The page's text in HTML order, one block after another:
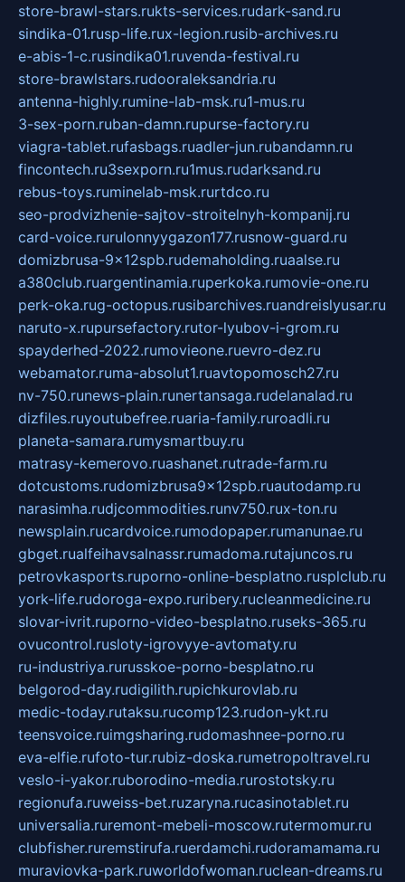
store-brawl-stars.rukts-services.rudark-sand.ru
sindika-01.rusp-life.rux-legion.rusib-archives.ru
e-abis-1-c.rusindika01.ruvenda-festival.ru
store-brawlstars.rudooraleksandria.ru
antenna-highly.rumine-lab-msk.ru1-mus.ru
3-sex-porn.ruban-damn.rupurse-factory.ru
viagra-tablet.rufasbags.ruadler-jun.rubandamn.ru
fincontech.ru3sexporn.ru1mus.rudarksand.ru
rebus-toys.ruminelab-msk.rurtdco.ru
seo-prodvizhenie-sajtov-stroitelnyh-kompanij.ru
card-voice.rurulonnyygazon177.rusnow-guard.ru
domizbrusa-9x12spb.rudemaholding.ruaalse.ru
a380club.ruargentinamia.ruperkoka.rumovie-one.ru
perk-oka.rug-octopus.rusibarchives.ruandreislyusar.ru
naruto-x.rupursefactory.rutor-lyubov-i-grom.ru
spayderhed-2022.rumovieone.ruevro-dez.ru
webamator.ruma-absolut1.ruavtopomosch27.ru
nv-750.runews-plain.runertansaga.rudelanalad.ru
dizfiles.ruyoutubefree.ruaria-family.ruroadli.ru
planeta-samara.rumysmartbuy.ru
matrasy-kemerovo.ruashanet.rutrade-farm.ru
dotcustoms.rudomizbrusa9x12spb.ruautodamp.ru
narasimha.rudjcommodities.runv750.rux-ton.ru
newsplain.rucardvoice.rumodopaper.rumanunae.ru
gbget.rualfeihavsalnassr.rumadoma.rutajuncos.ru
petrovkasports.ruporno-online-besplatno.rusplclub.ru
york-life.rudoroga-expo.ruribery.rucleanmedicine.ru
slovar-ivrit.ruporno-video-besplatno.ruseks-365.ru
ovucontrol.rusloty-igrovyye-avtomaty.ru
ru-industriya.rurusskoe-porno-besplatno.ru
belgorod-day.rudigilith.rupichkurovlab.ru
medic-today.rutaksu.rucomp123.rudon-ykt.ru
teensvoice.ruimgsharing.rudomashnee-porno.ru
eva-elfie.rufoto-tur.rubiz-doska.rumetropoltravel.ru
veslo-i-yakor.ruborodino-media.rurostotsky.ru
regionufa.ruweiss-bet.ruzaryna.rucasinotablet.ru
universalia.ruremont-mebeli-moscow.rutermomur.ru
clubfisher.ruremstirufa.ruerdamchi.rudoramamama.ru
muraviovka-park.ruworldofwoman.ruclean-dreams.ru